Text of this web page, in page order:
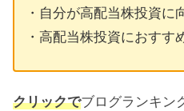
・自分が高配当株投資に
・高配当株投資におすす
クリックでブログランキン